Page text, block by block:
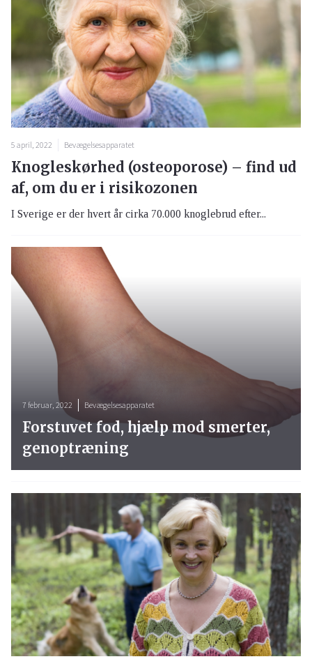
5 april, 2022 Bevægelsesapparatet
Knogleskørhed (osteoporose) – find ud
af, om du er i risikozonen
I Sverige er der hvert år cirka 70.000 knoglebrud efter...
7 februar, 2022 Bevægelsesapparatet
Forstuvet fod, hjælp mod smerter,
genoptræning